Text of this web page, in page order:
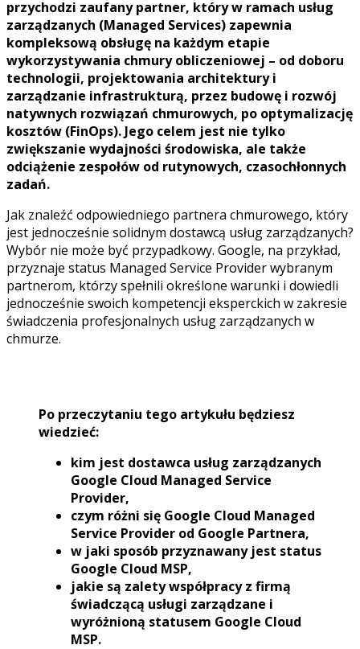
przychodzi zaufany partner, który w ramach usług
zarządzanych (Managed Services) zapewnia
kompleksową obsługę na każdym etapie
wykorzystywania chmury obliczeniowej – od doboru
technologii, projektowania architektury i
zarządzanie infrastrukturą, przez budowę i rozwój
natywnych rozwiązań chmurowych, po optymalizację
kosztów (FinOps). Jego celem jest nie tylko
zwiększanie wydajności środowiska, ale także
odciążenie zespołów od rutynowych, czasochłonnych
zadań.
Jak znaleźć odpowiedniego partnera chmurowego, który
jest jednocześnie solidnym dostawcą usług zarządzanych?
Wybór nie może być przypadkowy. Google, na przykład,
przyznaje status Managed Service Provider wybranym
partnerom, którzy spełnili określone warunki i dowiedli
jednocześnie swoich kompetencji eksperckich w zakresie
świadczenia profesjonalnych usług zarządzanych w
chmurze.
Po przeczytaniu tego artykułu będziesz
wiedzieć:
kim jest dostawca usług zarządzanych
Google Cloud Managed Service
Provider,
czym różni się Google Cloud Managed
Service Provider od Google Partnera,
w jaki sposób przyznawany jest status
Google Cloud MSP,
jakie są zalety współpracy z firmą
świadczącą usługi zarządzane i
wyróżnioną statusem Google Cloud
MSP.